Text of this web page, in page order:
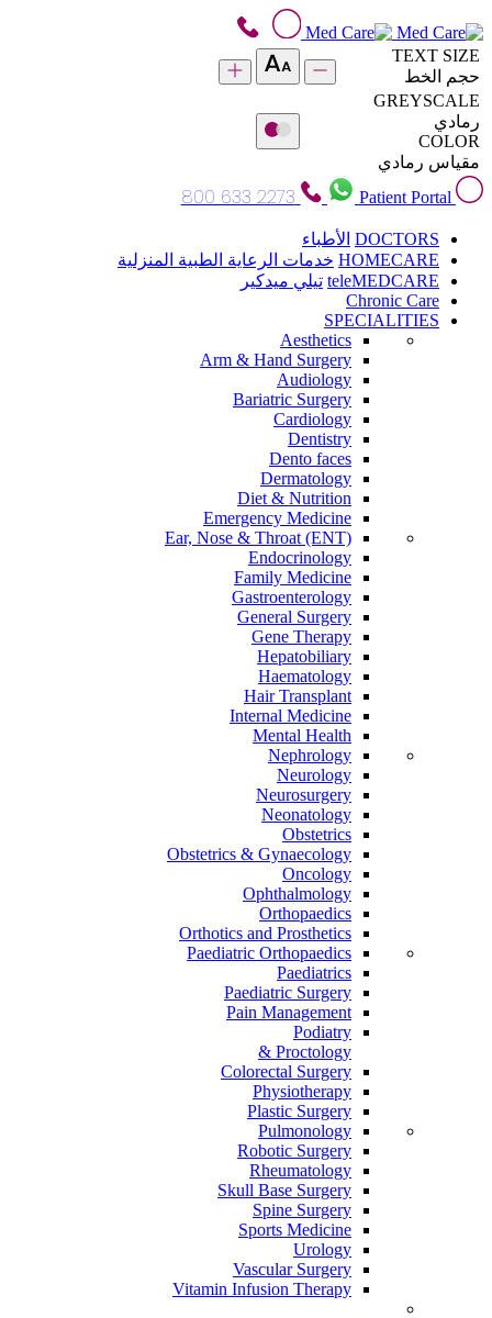
TEXT SIZE
حجم الخط
GREYSCALE
رمادي
COLOR
مقياس رمادي
Patient Portal
800 633 2273
DOCTORS الأطباء
HOMECARE خدمات الرعاية الطبية المنزلية
teleMEDCARE تيلي ميدكير
Chronic Care
SPECIALITIES
Aesthetics
Arm & Hand Surgery
Audiology
Bariatric Surgery
Cardiology
Dentistry
Dento faces
Dermatology
Diet & Nutrition
Emergency Medicine
Ear, Nose & Throat (ENT)
Endocrinology
Family Medicine
Gastroenterology
General Surgery
Gene Therapy
Hepatobiliary
Haematology
Hair Transplant
Internal Medicine
Mental Health
Nephrology
Neurology
Neurosurgery
Neonatology
Obstetrics
Obstetrics & Gynaecology
Oncology
Ophthalmology
Orthopaedics
Orthotics and Prosthetics
Paediatric Orthopaedics
Paediatrics
Paediatric Surgery
Pain Management
Podiatry
Proctology &
Colorectal Surgery
Physiotherapy
Plastic Surgery
Pulmonology
Robotic Surgery
Rheumatology
Skull Base Surgery
Spine Surgery
Sports Medicine
Urology
Vascular Surgery
Vitamin Infusion Therapy